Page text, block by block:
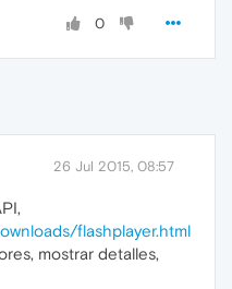
0
26 Jul 2015, 08:57
flashplayer.html
mostrar detalles,